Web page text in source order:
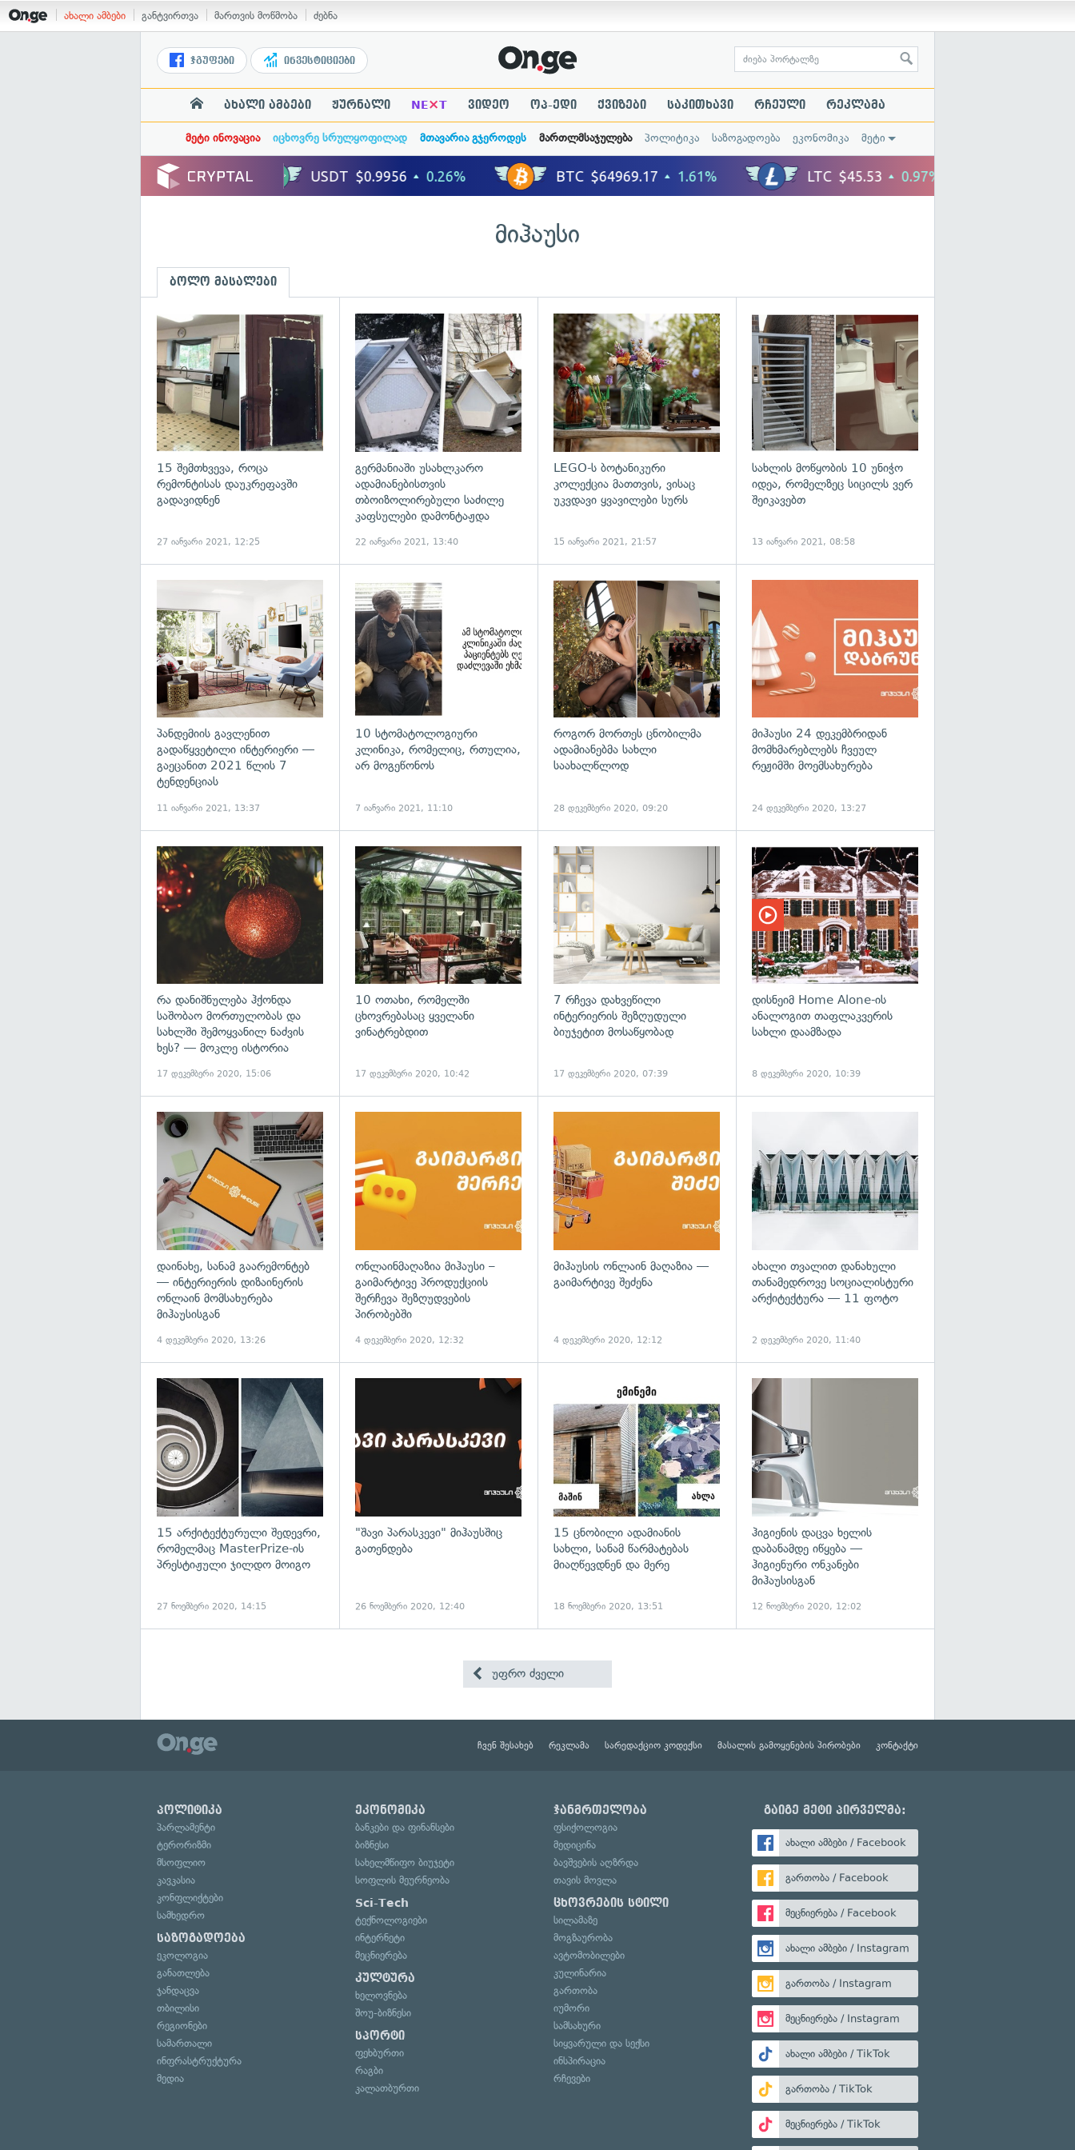
ახალი ამბები განტვირთვა მართვის მოწმობა ძებნა
ჯგუფები ინვესტიციები
ახალი ამბები ჟურნალი NE×T ვიდეო ოპ-ედი ქვიზები საკითხავი რჩეული რეკლამა
მეტი ინოვაცია იცხოვრე სრულყოფილად მთავარია გჯეროდეს მართლმსაჯულება პოლიტიკა საზოგადოება ეკონომიკა მეტი
მიჰაუსი
ბოლო მასალები
15 შემთხვევა, როცა
რემონტისას დაუკრეფავში
გადავიდნენ
27 იანვარი 2021, 12:25
გერმანიაში უსახლკარო
ადამიანებისთვის
თბოიზოლირებული საძილე
კაფსულები დამონტაჟდა
22 იანვარი 2021, 13:40
LEGO-ს ბოტანიკური
კოლექცია მათთვის, ვისაც
უკვდავი ყვავილები სურს
15 იანვარი 2021, 21:57
სახლის მოწყობის 10 უნიჭო
იდეა, რომელზეც სიცილს ვერ
შეიკავებთ
13 იანვარი 2021, 08:58
პანდემიის გავლენით
გადაწყვეტილი ინტერიერი —
გაეცანით 2021 წლის 7
ტენდენციას
11 იანვარი 2021, 13:37
10 სტომატოლოგიური
კლინიკა, რომელიც, რთულია,
არ მოგეწონოს
7 იანვარი 2021, 11:10
როგორ მორთეს ცნობილმა
ადამიანებმა სახლი
საახალწლოდ
28 დეკემბერი 2020, 09:20
მიჰაუსი 24 დეკემბრიდან
მომხმარებლებს ჩვეულ
რეჟიმში მოემსახურება
24 დეკემბერი 2020, 13:27
რა დანიშნულება ჰქონდა
საშობაო მორთულობას და
სახლში შემოყვანილ ნაძვის
ხეს? — მოკლე ისტორია
17 დეკემბერი 2020, 15:06
10 ოთახი, რომელში
ცხოვრებასაც ყველანი
ვინატრებდით
17 დეკემბერი 2020, 10:42
7 რჩევა დახვეწილი
ინტერიერის შეზღუდული
ბიუჯეტით მოსაწყობად
17 დეკემბერი 2020, 07:39
დისნეიმ Home Alone-ის
ანალოგით თაფლაკვერის
სახლი დაამზადა
8 დეკემბერი 2020, 10:39
დაინახე, სანამ გაარემონტებ
— ინტერიერის დიზაინერის
ონლაინ მომსახურება
მიჰაუსისგან
4 დეკემბერი 2020, 13:26
ონლაინმაღაზია მიჰაუსი –
გაიმარტივე პროდუქციის
შერჩევა შეზღუდვების
პირობებში
4 დეკემბერი 2020, 12:32
მიჰაუსის ონლაინ მაღაზია —
გაიმარტივე შეძენა
4 დეკემბერი 2020, 12:12
ახალი თვალით დანახული
თანამედროვე სოციალისტური
არქიტექტურა — 11 ფოტო
2 დეკემბერი 2020, 11:40
15 არქიტექტურული შედევრი,
რომელმაც MasterPrize-ის
პრესტიჟული ჯილდო მოიგო
27 ნოემბერი 2020, 14:15
"შავი პარასკევი" მიჰაუსშიც
გათენდება
26 ნოემბერი 2020, 12:40
15 ცნობილი ადამიანის
სახლი, სანამ წარმატებას
მიაღწევდნენ და მერე
18 ნოემბერი 2020, 13:51
ჰიგიენის დაცვა ხელის
დაბანამდე იწყება —
ჰიგიენური ონკანები
მიჰაუსისგან
12 ნოემბერი 2020, 12:02
უფრო ძველი
ჩვენ შესახებ რეკლამა სარედაქციო კოდექსი მასალის გამოყენების პირობები კონტაქტი
პოლიტიკა
პარლამენტი
ტერორიზმი
მსოფლიო
კავკასია
კონფლიქტები
სამხედრო
საზოგადოება
ეკოლოგია
განათლება
ჯანდაცვა
თბილისი
რეგიონები
სამართალი
ინფრასტრუქტურა
მედია
ეკონომიკა
ბანკები და ფინანსები
ბიზნესი
სახელმწიფო ბიუჯეტი
სოფლის მეურნეობა
Sci-Tech
ტექნოლოგიები
ინტერნეტი
მეცნიერება
კულტურა
ხელოვნება
შოუ-ბიზნესი
სპორტი
ფეხბურთი
რაგბი
კალათბურთი
ჯანმრთელობა
ფსიქოლოგია
მედიცინა
ბავშვების აღზრდა
თავის მოვლა
ცხოვრების სტილი
სილამაზე
მოგზაურობა
ავტომობილები
კულინარია
გართობა
იუმორი
სამსახური
სიყვარული და სექსი
ინსპირაცია
რჩევები
გაიგე მეტი პირველმა:
ახალი ამბები / Facebook
გართობა / Facebook
მეცნიერება / Facebook
ახალი ამბები / Instagram
გართობა / Instagram
მეცნიერება / Instagram
ახალი ამბები / TikTok
გართობა / TikTok
მეცნიერება / TikTok